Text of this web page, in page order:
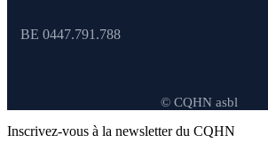
BE 0447.791.788
© CQHN asbl
Inscrivez-vous à la newsletter du CQHN